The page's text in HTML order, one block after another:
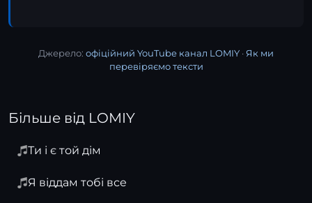
Джерело: офіційний YouTube канал LOMIY · Як ми
перевіряємо тексти
Більше від LOMIY
Ти і є той дім
Я віддам тобі все